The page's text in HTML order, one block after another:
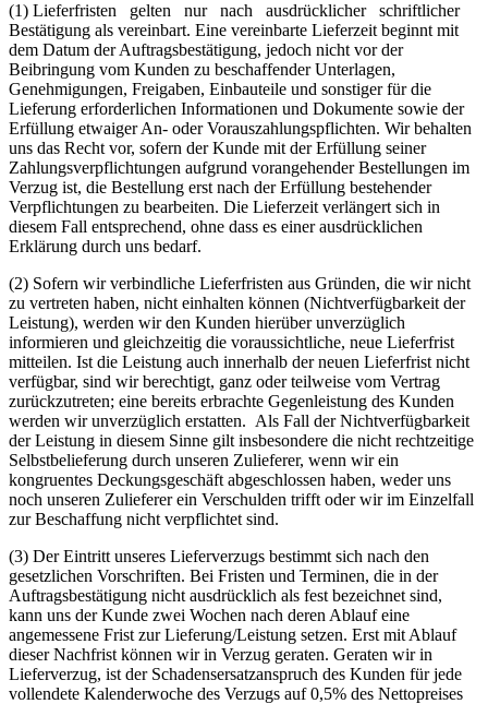
(1) Lieferfristen gelten nur nach ausdrücklicher schriftlicher
Bestätigung als vereinbart. Eine vereinbarte Lieferzeit beginnt mit
dem Datum der Auftragsbestätigung, jedoch nicht vor der
Beibringung vom Kunden zu beschaffender Unterlagen,
Genehmigungen, Freigaben, Einbauteile und sonstiger für die
Lieferung erforderlichen Informationen und Dokumente sowie der
Erfüllung etwaiger An- oder Vorauszahlungspflichten. Wir behalten
uns das Recht vor, sofern der Kunde mit der Erfüllung seiner
Zahlungsverpflichtungen aufgrund vorangehender Bestellungen im
Verzug ist, die Bestellung erst nach der Erfüllung bestehender
Verpflichtungen zu bearbeiten. Die Lieferzeit verlängert sich in
diesem Fall entsprechend, ohne dass es einer ausdrücklichen
Erklärung durch uns bedarf.
(2) Sofern wir verbindliche Lieferfristen aus Gründen, die wir nicht
zu vertreten haben, nicht einhalten können (Nichtverfügbarkeit der
Leistung), werden wir den Kunden hierüber unverzüglich
informieren und gleichzeitig die voraussichtliche, neue Lieferfrist
mitteilen. Ist die Leistung auch innerhalb der neuen Lieferfrist nicht
verfügbar, sind wir berechtigt, ganz oder teilweise vom Vertrag
zurückzutreten; eine bereits erbrachte Gegenleistung des Kunden
werden wir unverzüglich erstatten. Als Fall der Nichtverfügbarkeit
der Leistung in diesem Sinne gilt insbesondere die nicht rechtzeitige
Selbstbelieferung durch unseren Zulieferer, wenn wir ein
kongruentes Deckungsgeschäft abgeschlossen haben, weder uns
noch unseren Zulieferer ein Verschulden trifft oder wir im Einzelfall
zur Beschaffung nicht verpflichtet sind.
(3) Der Eintritt unseres Lieferverzugs bestimmt sich nach den
gesetzlichen Vorschriften. Bei Fristen und Terminen, die in der
Auftragsbestätigung nicht ausdrücklich als fest bezeichnet sind,
kann uns der Kunde zwei Wochen nach deren Ablauf eine
angemessene Frist zur Lieferung/Leistung setzen. Erst mit Ablauf
dieser Nachfrist können wir in Verzug geraten. Geraten wir in
Lieferverzug, ist der Schadensersatzanspruch des Kunden für jede
vollendete Kalenderwoche des Verzugs auf 0,5% des Nettopreises